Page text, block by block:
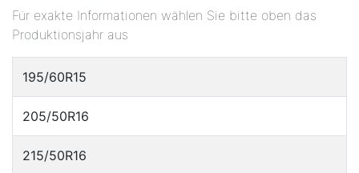
Für exakte Informationen wählen Sie bitte oben das
Produktionsjahr aus
195/60R15
205/50R16
215/50R16